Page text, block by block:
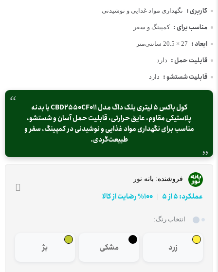
کاربری : نگهداری مواد غذایی و نوشیدنی
مناسب برای : کمپینگ و سفر
ابعاد : 27 × 20.5 سانتی‌متر
قابلیت حمل : دارد
قابلیت شستشو : دارد
کول باکس 5 لیتری بلک داگ مدل CBD2550CF011 با بدنه
پلاستیکی مقاوم، عایق حرارتی، قابلیت حمل آسان و شستشو،
مناسب برای نگهداری مواد غذایی و نوشیدنی در کمپینگ، سفر و
طبیعت‌گردی.
فروشنده: بانه نور
عملکرد: 5 از 5 100% رضایت از کالا
انتخاب رنگ:
زرد مشکی بژ